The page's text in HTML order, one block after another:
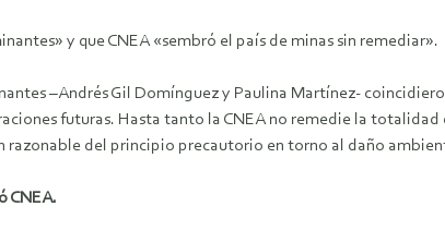
y que CNEA «sembró el país de minas sin remediar».
–Andrés Gil Domínguez y Paulina Martínez-
futuras. Hasta tanto la CNEA no remedie la
del principio precautorio en torno al daño
CNEA.